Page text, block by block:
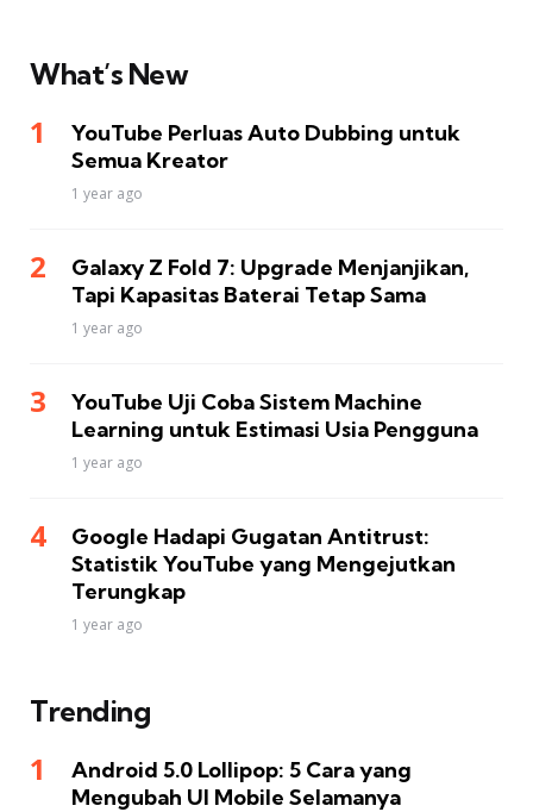
What’s New
YouTube Perluas Auto Dubbing untuk
Semua Kreator
1 year ago
Galaxy Z Fold 7: Upgrade Menjanjikan,
Tapi Kapasitas Baterai Tetap Sama
1 year ago
YouTube Uji Coba Sistem Machine
Learning untuk Estimasi Usia Pengguna
1 year ago
Google Hadapi Gugatan Antitrust:
Statistik YouTube yang Mengejutkan
Terungkap
1 year ago
Trending
Android 5.0 Lollipop: 5 Cara yang
Mengubah UI Mobile Selamanya